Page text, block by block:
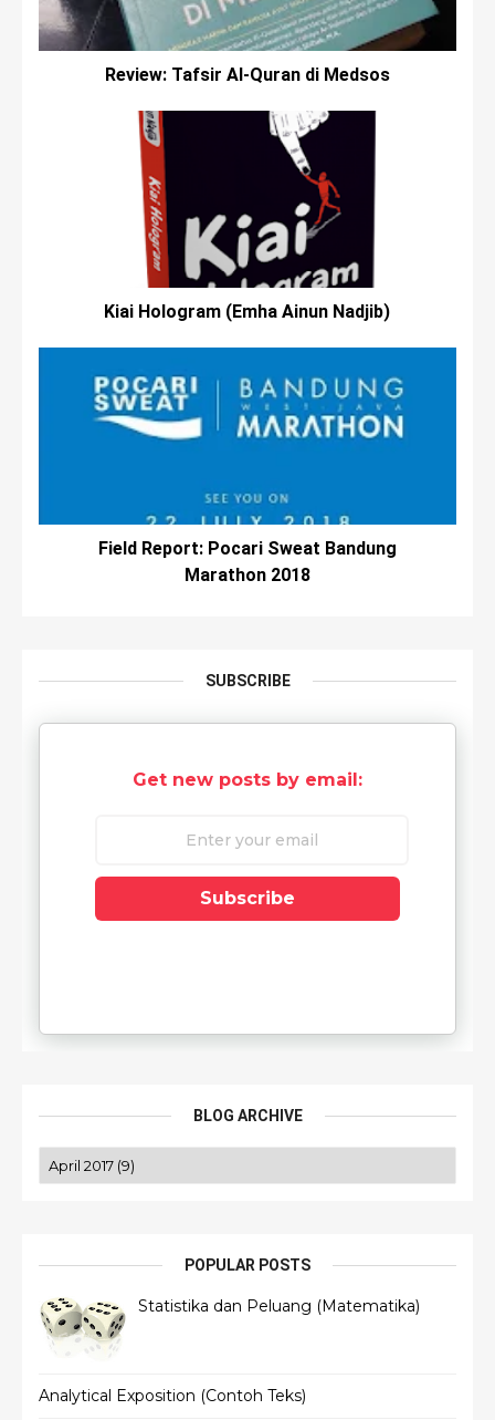
Review: Tafsir Al-Quran di Medsos
Kiai Hologram (Emha Ainun Nadjib)
Field Report: Pocari Sweat Bandung
Marathon 2018
SUBSCRIBE
Get new posts by email:
Subscribe
BLOG ARCHIVE
POPULAR POSTS
Statistika dan Peluang (Matematika)
Analytical Exposition (Contoh Teks)